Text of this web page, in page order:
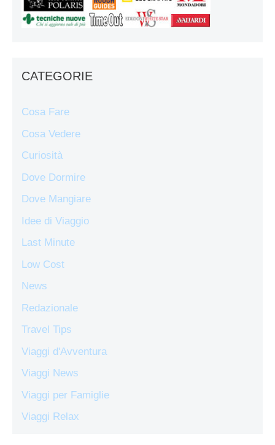
CATEGORIE
Cosa Fare
Cosa Vedere
Curiosità
Dove Dormire
Dove Mangiare
Idee di Viaggio
Last Minute
Low Cost
News
Redazionale
Travel Tips
Viaggi d'Avventura
Viaggi News
Viaggi per Famiglie
Viaggi Relax